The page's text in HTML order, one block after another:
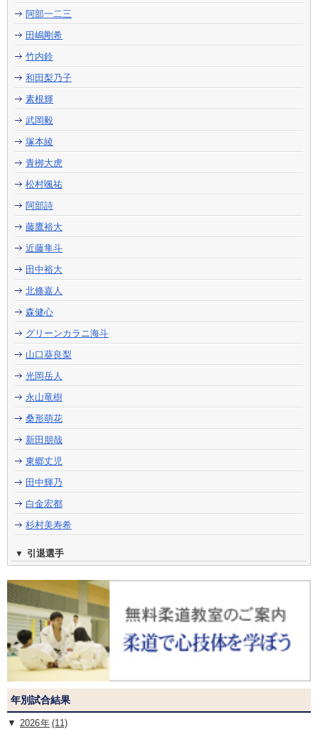
阿部一二三
田嶋剛希
竹内鈴
和田梨乃子
素根輝
武岡毅
塚本綾
青栁大虎
松村颯祐
阿部詩
藤鷹裕大
近藤隼斗
田中裕大
北條嘉人
森健心
グリーンカラニ海斗
山口葵良梨
光岡岳人
永山竜樹
桑形萌花
新田朋哉
東郷丈児
田中輝乃
白金宏都
杉村美寿希
引退選手
年別試合結果
2026
(11)